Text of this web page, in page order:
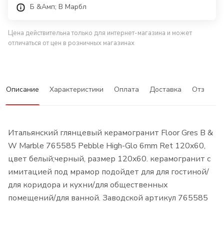
Б &Амп; В Марбл
Цена действительна только для интернет-магазина и может
отличаться от цен в розничных магазинах
Описание Характеристики Оплата Доставка Отзывы
Итальянский глянцевый керамогранит Floor Gres B &
W Marble 765585 Pebble High-Glo 6mm Ret 120x60,
цвет белый;черный, размер 120x60. керамогранит с
имитацией под мрамор подойдет для для гостиной/
для коридора и кухни/для общественных
помещений/для ванной. Заводской артикул 765585